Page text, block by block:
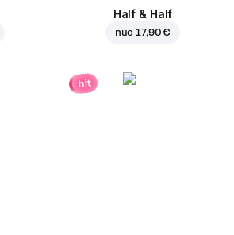
Half & Half
nuo17,90 €
hit